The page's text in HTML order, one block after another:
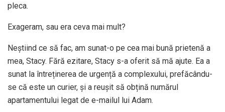
pleca.
Exageram, sau era ceva mai mult?
Neștiind ce să fac, am sunat-o pe cea mai bună prietenă a
mea, Stacy. Fără ezitare, Stacy s-a oferit să mă ajute. Ea a
sunat la întreținerea de urgență a complexului, prefăcându-
se că este un curier, și a reușit să obțină numărul
apartamentului legat de e-mailul lui Adam.